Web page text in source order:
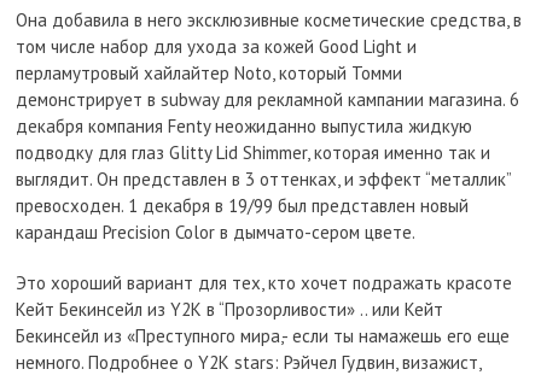
Она добавила в него эксклюзивные косметические средства, в
том числе набор для ухода за кожей Good Light и
перламутровый хайлайтер Noto, который Томми
демонстрирует в subway для рекламной кампании магазина. 6
декабря компания Fenty неожиданно выпустила жидкую
подводку для глаз Glitty Lid Shimmer, которая именно так и
выглядит. Он представлен в 3 оттенках, и эффект “металлик”
превосходен. 1 декабря в 19/99 был представлен новый
карандаш Precision Color в дымчато-сером цвете.
Это хороший вариант для тех, кто хочет подражать красоте
Кейт Бекинсейл из Y2K в “Прозорливости» .. или Кейт
Бекинсейл из «Преступного мира,- если ты намажешь его еще
немного. Подробнее о Y2K stars: Рэйчел Гудвин, визажист,